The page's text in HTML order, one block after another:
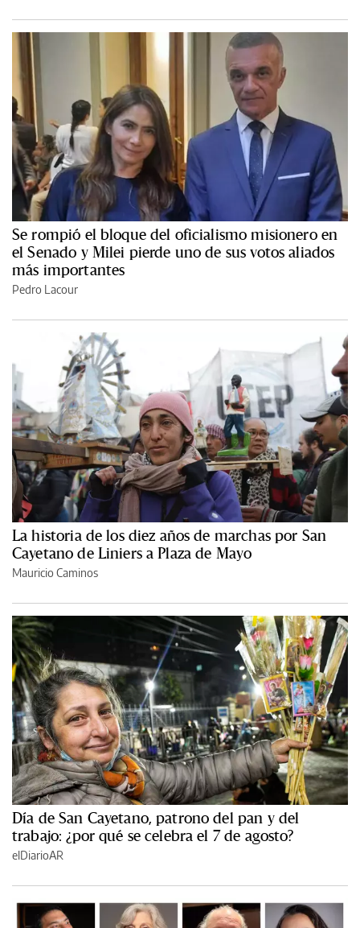
Se rompió el bloque del oficialismo misionero en
el Senado y Milei pierde uno de sus votos aliados
más importantes
Pedro Lacour
La historia de los diez años de marchas por San
Cayetano de Liniers a Plaza de Mayo
Mauricio Caminos
Día de San Cayetano, patrono del pan y del
trabajo: ¿por qué se celebra el 7 de agosto?
elDiarioAR